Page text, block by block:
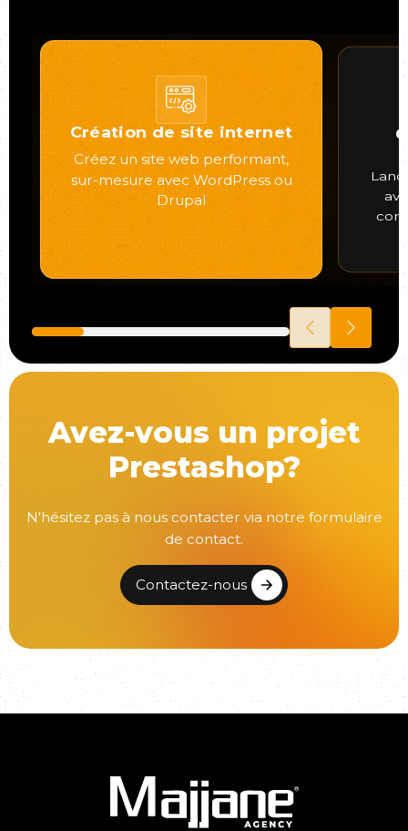
Création de site internet
Créez un site web performant,
sur-mesure avec WordPress ou
Drupal
Avez-vous un projet
Prestashop?
N'hésitez pas à nous contacter via notre formulaire
de contact.
Contactez-nous